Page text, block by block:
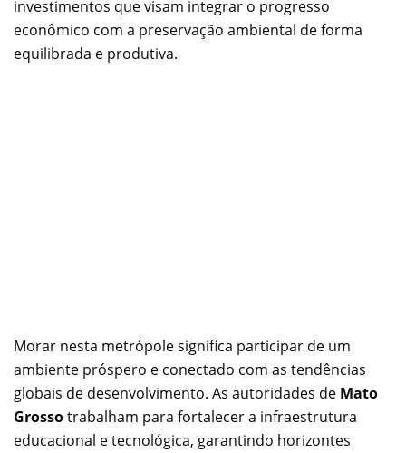
investimentos que visam integrar o progresso
econômico com a preservação ambiental de forma
equilibrada e produtiva.
Morar nesta metrópole significa participar de um
ambiente próspero e conectado com as tendências
globais de desenvolvimento. As autoridades de Mato
Grossotrabalham para fortalecer a infraestrutura
educacional e tecnológica, garantindo horizontes